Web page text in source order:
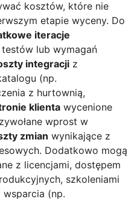
kosztów, które nie
etapie wyceny. Do
iteracje
lub wymagań
integracji z
(np.
z hurtownią,
klienta wycenione
wprost w
zmian wynikające z
Dodatkowo mogą
z licencjami, dostępem
szkoleniami
wsparcia (np.